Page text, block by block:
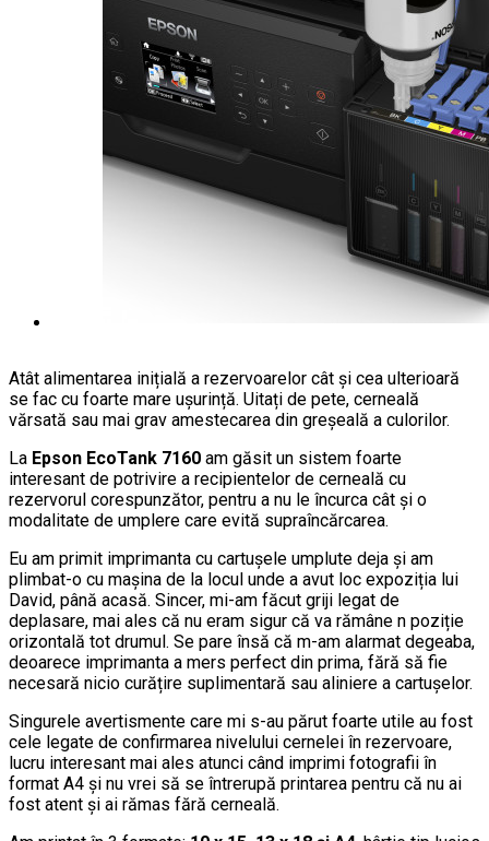
Atât alimentarea inițială a rezervoarelor cât și cea ulterioară
se fac cu foarte mare ușurință. Uitați de pete, cerneală
vărsată sau mai grav amestecarea din greșeală a culorilor.
La Epson EcoTank 7160 am găsit un sistem foarte
interesant de potrivire a recipientelor de cerneală cu
rezervorul corespunzător, pentru a nu le încurca cât și o
modalitate de umplere care evită supraîncărcarea.
Eu am primit imprimanta cu cartușele umplute deja și am
plimbat-o cu mașina de la locul unde a avut loc expoziția lui
David, până acasă. Sincer, mi-am făcut griji legat de
deplasare, mai ales că nu eram sigur că va rămâne n poziție
orizontală tot drumul. Se pare însă că m-am alarmat degeaba,
deoarece imprimanta a mers perfect din prima, fără să fie
necesară nicio curățire suplimentară sau aliniere a cartușelor.
Singurele avertismente care mi s-au părut foarte utile au fost
cele legate de confirmarea nivelului cernelei în rezervoare,
lucru interesant mai ales atunci când imprimi fotografii în
format A4 și nu vrei să se întrerupă printarea pentru că nu ai
fost atent și ai rămas fără cerneală.